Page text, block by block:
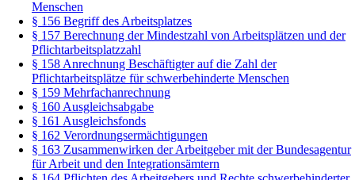
Menschen
§ 156 Begriff des Arbeitsplatzes
§ 157 Berechnung der Mindestzahl von Arbeitsplätzen und der
Pflichtarbeitsplatzzahl
§ 158 Anrechnung Beschäftigter auf die Zahl der
Pflichtarbeitsplätze für schwerbehinderte Menschen
§ 159 Mehrfachanrechnung
§ 160 Ausgleichsabgabe
§ 161 Ausgleichsfonds
§ 162 Verordnungsermächtigungen
§ 163 Zusammenwirken der Arbeitgeber mit der Bundesagentur
für Arbeit und den Integrationsämtern